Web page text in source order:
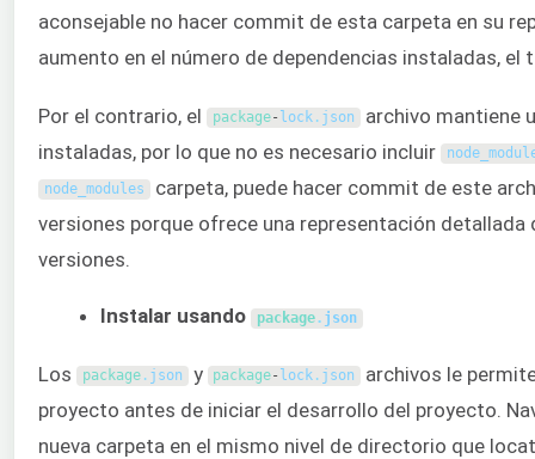
aconsejable no hacer commit de esta carpeta en su
aumento en el número de dependencias instaladas, el
Por el contrario, el package- lock. json archivo mantiene
instaladas, por lo que no es necesario incluir
node_modules carpeta, puede hacer commit de este
versiones porque ofrece una representación
versiones.
Instalar usando package. json
Los package. json y package- lock . json
archivos le
proyecto antes de iniciar el desarrollo del proyecto.
nueva carpeta en el mismo nivel de directorio que